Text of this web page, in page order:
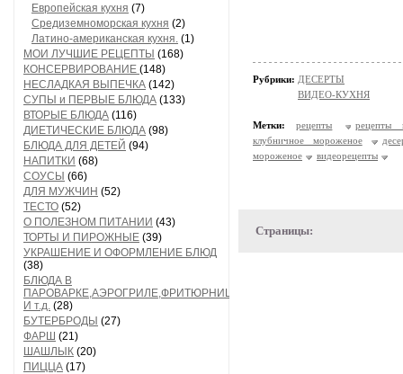
Европейская кухня (7)
Средиземноморская кухня (2)
Латино-американская кухня. (1)
МОИ ЛУЧШИЕ РЕЦЕПТЫ (168)
КОНСЕРВИРОВАНИЕ (148)
НЕСЛАДКАЯ ВЫПЕЧКА (142)
СУПЫ и ПЕРВЫЕ БЛЮДА (133)
ВТОРЫЕ БЛЮДА (116)
ДИЕТИЧЕСКИЕ БЛЮДА (98)
БЛЮДА ДЛЯ ДЕТЕЙ (94)
НАПИТКИ (68)
СОУСЫ (66)
ДЛЯ МУЖЧИН (52)
ТЕСТО (52)
О ПОЛЕЗНОМ ПИТАНИИ (43)
ТОРТЫ И ПИРОЖНЫЕ (39)
УКРАШЕНИЕ И ОФОРМЛЕНИЕ БЛЮД
(38)
БЛЮДА В
ПАРОВАРКЕ,АЭРОГРИЛЕ,ФРИТЮРНИЦЕ
И т.д. (28)
БУТЕРБРОДЫ (27)
ФАРШ (21)
ШАШЛЫК (20)
ПИЦЦА (17)
Рубрики: ДЕСЕРТЫ
ВИДЕО-КУХНЯ
Метки: рецепты
рецепты
клубничное мороженое
мороженое
видеорецепты
Страницы: